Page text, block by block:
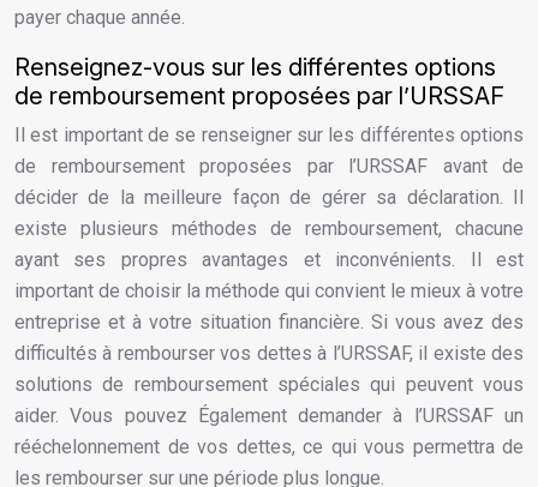
payer chaque année.
Renseignez-vous sur les différentes options
de remboursement proposées par l’URSSAF
Il est important de se renseigner sur les différentes options
de remboursement proposées par l’URSSAF avant de
décider de la meilleure façon de gérer sa déclaration. Il
existe plusieurs méthodes de remboursement, chacune
ayant ses propres avantages et inconvénients. Il est
important de choisir la méthode qui convient le mieux à votre
entreprise et à votre situation financière. Si vous avez des
difficultés à rembourser vos dettes à l’URSSAF, il existe des
solutions de remboursement spéciales qui peuvent vous
aider. Vous pouvez Également demander à l’URSSAF un
rééchelonnement de vos dettes, ce qui vous permettra de
les rembourser sur une période plus longue.